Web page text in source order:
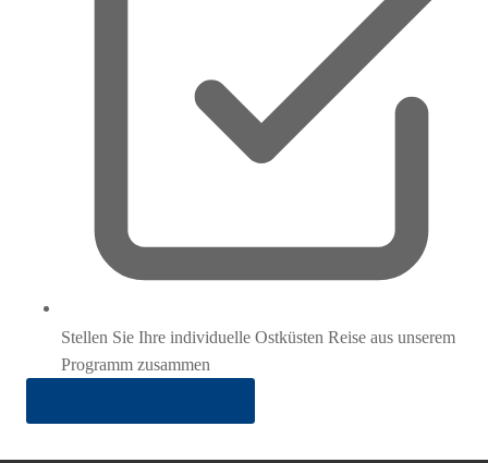
Stellen Sie Ihre individuelle Ostküsten Reise aus unserem
Programm zusammen